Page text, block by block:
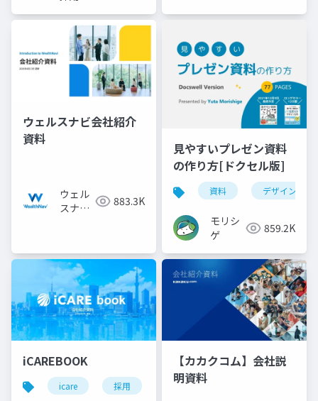
ウェルスナビ会社紹介
資料
ウェル
スナビ
883.3K
見やすいプレゼン資料
の作り方[ドクセル版]
資料 デザイン
モリシ
ゲ
859.2K
iCAREBOOK
icare 採用 カルチャーデック
【カカクコム】会社説
明資料